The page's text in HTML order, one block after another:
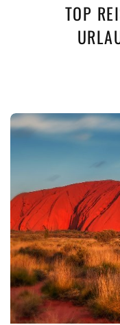
TOP